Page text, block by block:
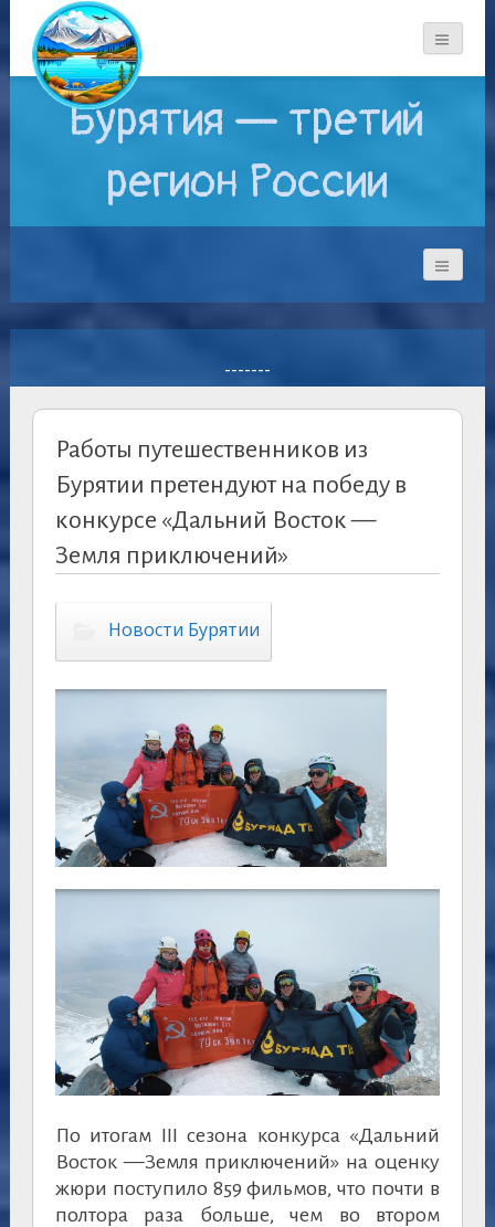
Бурятия — третий
регион России
-------
Работы путешественников из
Бурятии претендуют на победу в
конкурсе «Дальний Восток —
Земля приключений»
Новости Бурятии
По итогам III сезона конкурса «Дальний
Восток —Земля приключений» на оценку
жюри поступило 859 фильмов, что почти в
полтора раза больше, чем во втором